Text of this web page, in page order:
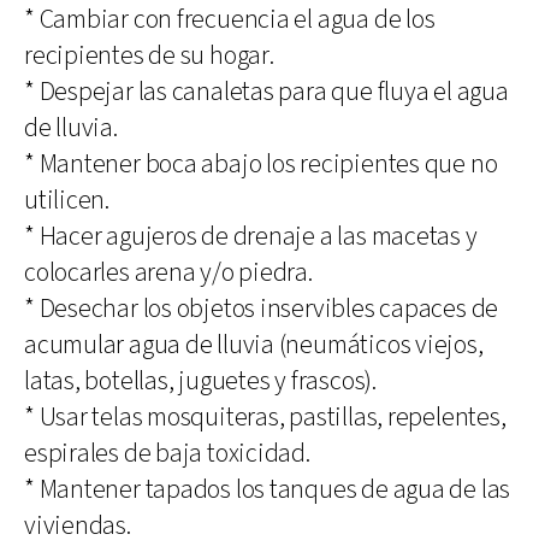
* Cambiar con frecuencia el agua de los
recipientes de su hogar.
* Despejar las canaletas para que fluya el agua
de lluvia.
* Mantener boca abajo los recipientes que no
utilicen.
* Hacer agujeros de drenaje a las macetas y
colocarles arena y/o piedra.
* Desechar los objetos inservibles capaces de
acumular agua de lluvia (neumáticos viejos,
latas, botellas, juguetes y frascos).
* Usar telas mosquiteras, pastillas, repelentes,
espirales de baja toxicidad.
* Mantener tapados los tanques de agua de las
viviendas.